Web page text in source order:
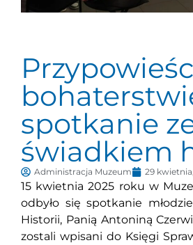
spotkanie
świadkiem
Administracja Muzeum 29
15 kwietnia 2025 roku w
odbyło się spotkanie
Historii, Panią Antoniną
zostali wpisani do Księgi